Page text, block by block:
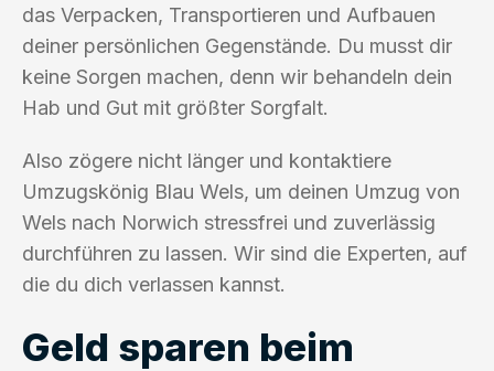
das Verpacken, Transportieren und Aufbauen
deiner persönlichen Gegenstände. Du musst dir
keine Sorgen machen, denn wir behandeln dein
Hab und Gut mit größter Sorgfalt.
Also zögere nicht länger und kontaktiere
Umzugskönig Blau Wels, um deinen Umzug von
Wels nach Norwich stressfrei und zuverlässig
durchführen zu lassen. Wir sind die Experten, auf
die du dich verlassen kannst.
Geld sparen beim